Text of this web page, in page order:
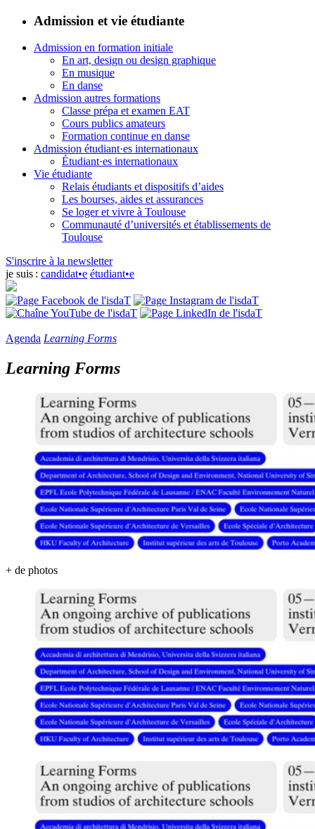
Admission et vie étudiante
Admission en formation initiale
En art, design ou design graphique
En musique
En danse
Admission autres formations
Classe prépa et examen EAT
Cours publics amateurs
Formation continue en danse
Admission étudiant·es internationaux
Étudiant·es internationaux
Vie étudiante
Relais étudiants et dispositifs d’aides
Les bourses, aides et assurances
Se loger et vivre à Toulouse
Communauté d’universités et établissements de
Toulouse
S'inscrire à la newsletter
je suis : candidat•e étudiant•e
Agenda Learning Forms
Learning Forms
+ de photos